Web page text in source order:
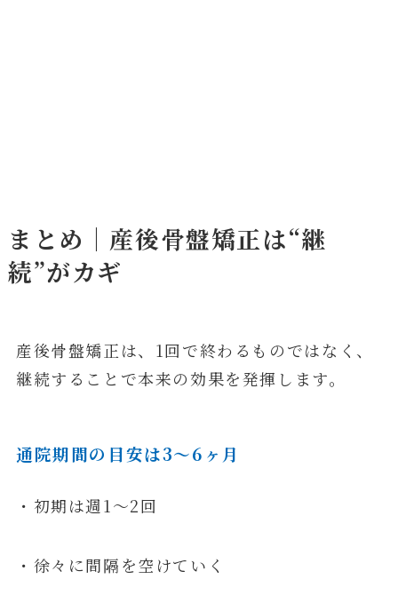
まとめ｜産後骨盤矯正は“継
続”がカギ
産後骨盤矯正は、1回で終わるものではなく、
継続することで本来の効果を発揮します。
通院期間の目安は3〜6ヶ月
・初期は週1〜2回
・徐々に間隔を空けていく